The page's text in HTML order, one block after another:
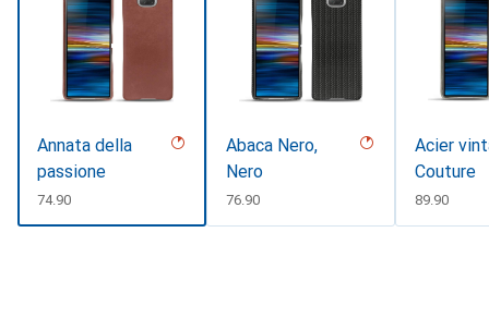
Annata della
passione
CHF
74.90
Abaca Nero,
Nero
CHF
76.90
Acier
Couture
CHF
89.90